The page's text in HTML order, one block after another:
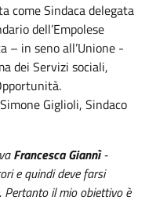
come Sindaca delegata
dell’Empolese
– in seno all’Unione -
dei Servizi sociali,
Giglioli, Sindaco
Francesca Giannì-
e quindi deve farsi
Pertanto il mio obiettivo è